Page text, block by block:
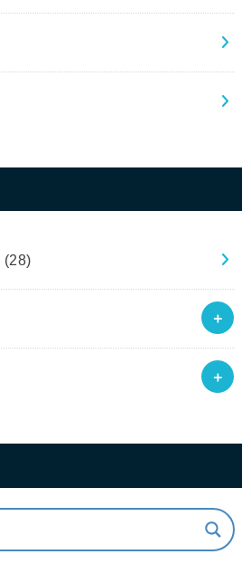
(28)